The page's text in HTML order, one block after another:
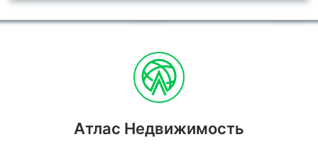
Атлас Недвижимость